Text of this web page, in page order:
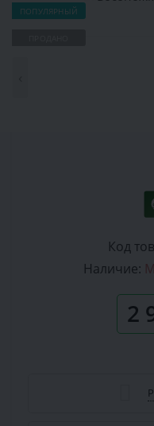
ПОПУЛЯРНЫЙ
Код
Наличие:
2